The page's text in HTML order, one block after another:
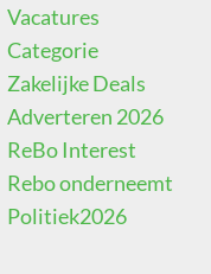
Vacatures
Categorie
Zakelijke Deals
Adverteren 2026
ReBo Interest
Rebo onderneemt
Politiek2026